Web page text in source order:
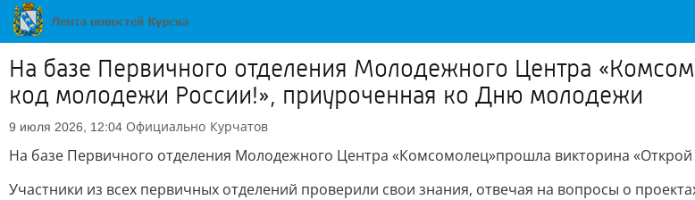
На базе Первичного отделения Молодежного Центра
код молодежи России!», приуроченная ко Дню молодежи
9 июля 2026, 12:04 Официально Курчатов
На базе Первичного отделения Молодежного Центра «Комсомолец»прошла викторина
Участники из всех первичных отделений проверили свои знания, отвечая на вопросы о